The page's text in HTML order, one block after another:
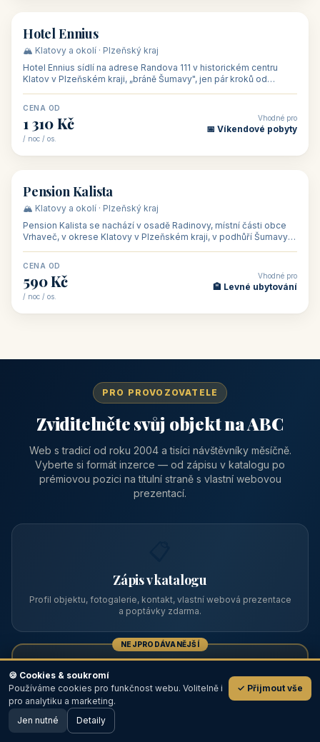
🏨 hotel
Hotel Ennius
🏔️ Klatovy a okolí · Plzeňský kraj
Hotel Ennius sídlí na adrese Randova 111 v historickém centru
Klatov v Plzeňském kraji, „bráně Šumavy", jen pár kroků od
CENA OD
1 310 Kč
/ noc / os.
Vhodné pro
📅 Víkendové pobyty
🏡 penzion
Pension Kalista
🏔️ Klatovy a okolí · Plzeňský kraj
Pension Kalista se nachází v osadě Radinovy, místní části obce
Vrhaveč, v okrese Klatovy v Plzeňském kraji, v podhůří Šumavy
CENA OD
590 Kč
/ noc / os.
Vhodné pro
🏨 Levné ubytování
PRO PROVOZOVATELE
Zviditelněte svůj objekt na ABC
Web s tradicí od roku 2004 a tisíci návštěvníky měsíčně.
Vyberte si formát inzerce — od zápisu v katalogu po
prémiovou pozici na titulní straně s vlastní webovou
prezentací.
Zápis v katalogu
Profil objektu, fotogalerie, kontakt, vlastní webová prezentace
a poptávky zdarma.
NEJPRODÁVANĚJŠÍ
Prémiový partner
TOP pozice na titulce, přednost ve výpisech, zlatý odznak a
💬
🖥️ Desktop verze
🍪 Cookies & soukromí
Používáme cookies pro funkčnost webu. Volitelně i
pro analytiku a marketing.
✓ Přijmout vše
Jen nutné Detaily